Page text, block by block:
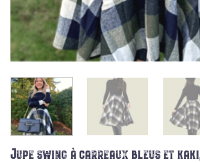
Jupe swing à carreaux bleus et